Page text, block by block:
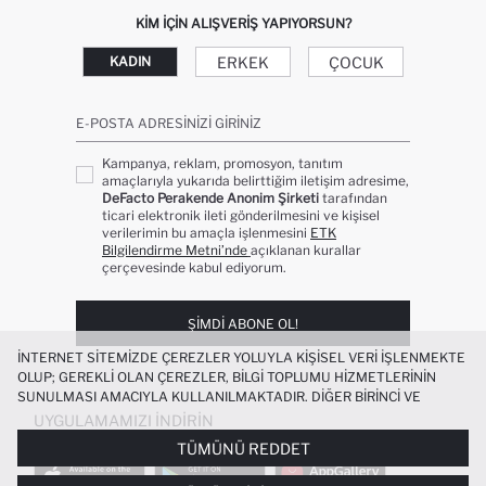
KIM IÇIN ALIŞVERIŞ YAPIYORSUN?
KADIN ERKEK ÇOCUK
E-POSTA ADRESINIZI GIRINIZ
Kampanya, reklam, promosyon, tanıtım
amaçlarıyla yukarıda belirttiğim iletişim adresime,
DeFacto Perakende Anonim Şirketi tarafından
ticari elektronik ileti gönderilmesini ve kişisel
verilerimin bu amaçla işlenmesini ETK
Bilgilendirme Metni’nde açıklanan kurallar
çerçevesinde kabul ediyorum.
ŞIMDI ABONE OL!
UYGULAMAMIZI İNDIRIN
İNTERNET SITEMIZDE ÇEREZLER YOLUYLA KIŞISEL VERI IŞLENMEKTE
OLUP; GEREKLI OLAN ÇEREZLER, BILGI TOPLUMU HIZMETLERININ
SUNULMASI AMACIYLA KULLANILMAKTADIR. DIĞER BIRINCI VE
ÜÇÜNCÜ TARAF ÇEREZLER ISE SIZE DAHA IYI BIR ALIŞVERIŞ
DENEYIMI SUNULABILMESI, SITEMIZIN DAHA IŞLEVSEL KILINMASI VE
KIŞISELLEŞTIRMESI VE AÇIK RIZA VERMENIZ HALINDE, SIZLERE
YÖNELIK PAZARLAMA FAALIYETLERININ YAPILMASI AMAÇLARIYLA
TÜMÜNÜ REDDET